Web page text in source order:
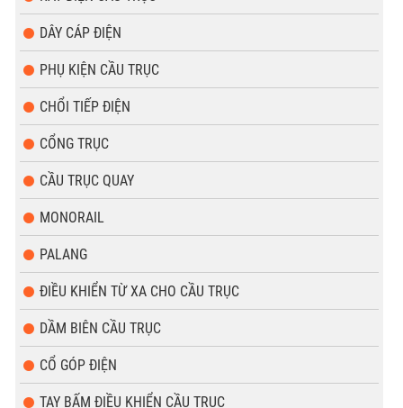
DÂY CÁP ĐIỆN
PHỤ KIỆN CẦU TRỤC
CHỔI TIẾP ĐIỆN
CỔNG TRỤC
CẦU TRỤC QUAY
MONORAIL
PALANG
ĐIỀU KHIỂN TỪ XA CHO CẦU TRỤC
DẦM BIÊN CẦU TRỤC
CỔ GÓP ĐIỆN
TAY BẤM ĐIỀU KHIỂN CẦU TRỤC